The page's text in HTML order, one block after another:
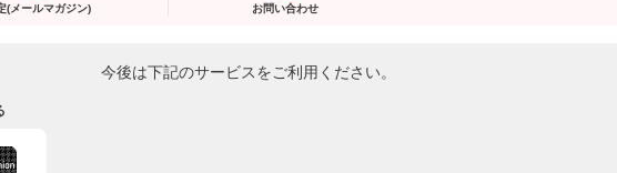
(メールマガジン) お問い合わせ
今後は下記のサービスをご利用ください。